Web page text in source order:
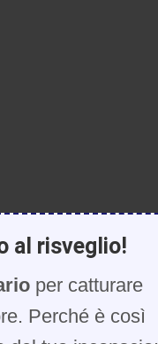
al risveglio!
per catturare
Perché è così